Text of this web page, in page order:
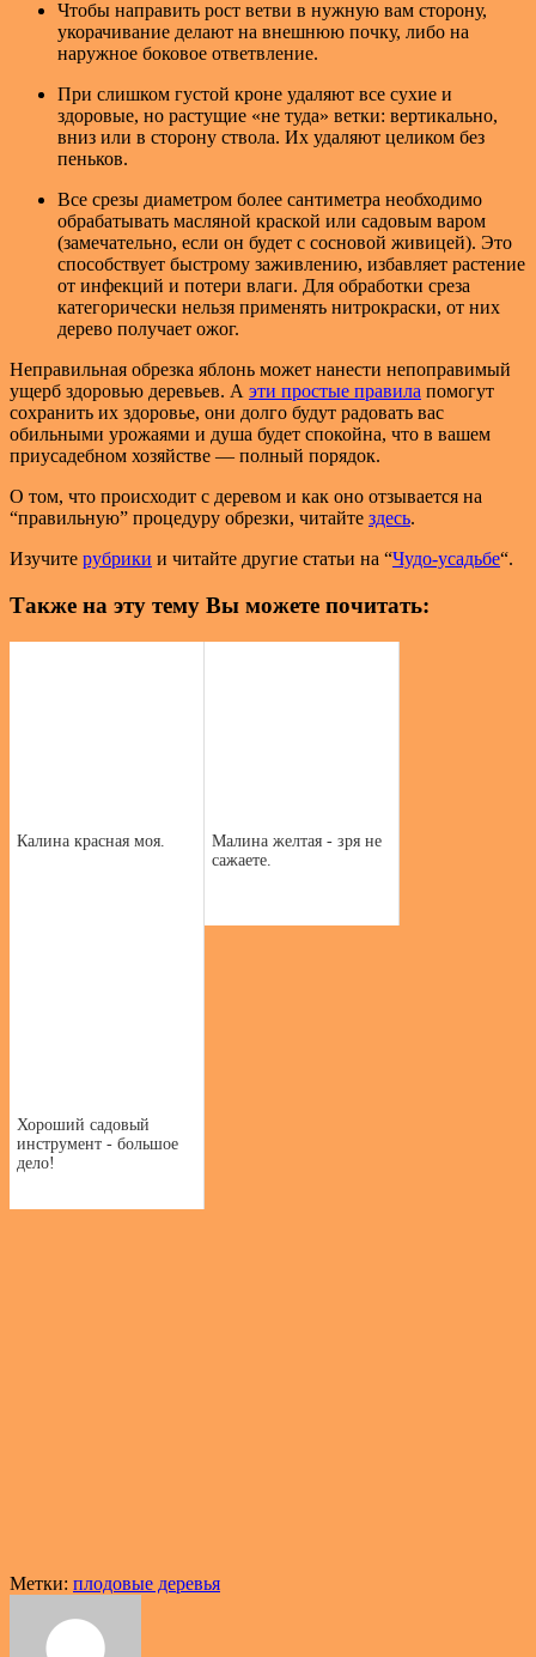
Чтобы направить рост ветви в нужную вам сторону,
укорачивание делают на внешнюю почку, либо на
наружное боковое ответвление.
При слишком густой кроне удаляют все сухие и
здоровые, но растущие «не туда» ветки: вертикально,
вниз или в сторону ствола. Их удаляют целиком без
пеньков.
Все срезы диаметром более сантиметра необходимо
обрабатывать масляной краской или садовым варом
(замечательно, если он будет с сосновой живицей). Это
способствует быстрому заживлению, избавляет растение
от инфекций и потери влаги. Для обработки среза
категорически нельзя применять нитрокраски, от них
дерево получает ожог.
Неправильная обрезка яблонь может нанести непоправимый
ущерб здоровью деревьев. А эти простые правила помогут
сохранить их здоровье, они долго будут радовать вас
обильными урожаями и душа будет спокойна, что в вашем
приусадебном хозяйстве — полный порядок.
О том, что происходит с деревом и как оно отзывается на
“правильную” процедуру обрезки, читайте здесь.
Изучите рубрики и читайте другие статьи на “Чудо-усадьбе“.
Также на эту тему Вы можете почитать:
Калина красная моя.
Малина желтая - зря не
сажаете.
Хороший садовый
инструмент - большое
дело!
Метки: плодовые деревья